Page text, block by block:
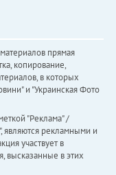
прямая
копирование,
в которых
и "Украинская Фото
"Реклама" /
являются рекламными и
участвует в
высказанные в этих